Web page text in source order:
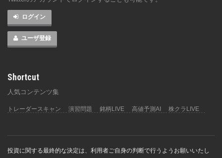
ログイン
ユーザ登録
Shortcut
人気コンテンツ集
トレーダースキャン 演習問題 銘柄LIVE 高値予測AI 株クラLIVE
投資に関する最終的な決定は、利用者ご自身の判断で行うようお願いいたし